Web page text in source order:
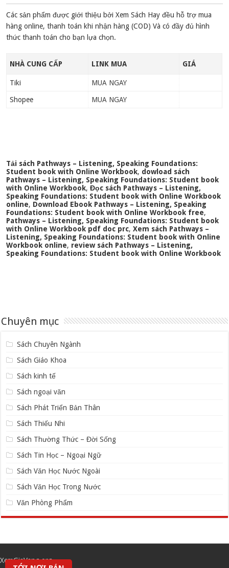
Các sản phẩm được giới thiệu bởi Xem Sách Hay đều hỗ trợ mua
hàng online, thanh toán khi nhận hàng (COD) Và có đầy đủ hình
thức thanh toán cho bạn lựa chọn.
NHÀ CUNG CẤP LINK MUA GIÁ
Tiki MUA NGAY
Shopee MUA NGAY
Tải sách Pathways – Listening, Speaking Foundations:
Student book with Online Workbook, dowload sách
Pathways – Listening, Speaking Foundations: Student book
with Online Workbook,Đọc sách Pathways – Listening,
Speaking Foundations: Student book with Online Workbook
online, Download Ebook Pathways – Listening, Speaking
Foundations: Student book with Online Workbook free,
Pathways – Listening, Speaking Foundations: Student book
with Online Workbook pdf doc prc,Xem sách Pathways –
Listening, Speaking Foundations: Student book with Online
Workbook online, review sách Pathways – Listening,
Speaking Foundations: Student book with Online Workbook
Chuyên mục
Sách Chuyên Ngành
Sách Giáo Khoa
Sách kinh tế
Sách ngoại văn
Sách Phát Triển Bản Thân
Sách Thiếu Nhi
Sách Thường Thức – Đời Sống
Sách Tin Học – Ngoại Ngữ
Sách Văn Học Nước Ngoài
Sách Văn Học Trong Nước
Văn Phòng Phẩm
XemGiaVang.org